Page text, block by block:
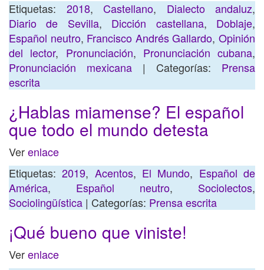
Etiquetas: 2018, Castellano, Dialecto andaluz,
Diario de Sevilla, Dicción castellana, Doblaje,
Español neutro, Francisco Andrés Gallardo,Opinión
del lector, Pronunciación, Pronunciación cubana,
Pronunciación mexicana | Categorías: Prensa
escrita
¿Hablas miamense? El español
que todo el mundo detesta
Verenlace
Etiquetas:2019, Acentos, El Mundo, Español de
América, Español neutro, Sociolectos,
Sociolingüística | Categorías: Prensa escrita
¡Qué bueno que viniste!
Verenlace